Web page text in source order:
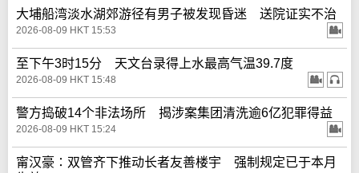
大埔船湾淡水湖郊游径有男子被发现昏迷 送院证实不治
2026-08-09 HKT 15:53
至下午3时15分 天文台录得上水最高气温39.7度
2026-08-09 HKT 15:48
警方捣破14个非法场所 揭涉案集团清洗逾6亿犯罪得益
2026-08-09 HKT 15:24
甯汉豪∶双管齐下推动长者友善楼宇 强制规定已于本月